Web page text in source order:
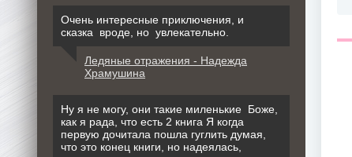
Очень интересные приключения, и
сказка вроде, но увлекательно.
Ледяные отражения - Надежда
Храмушина
Ну я не могу, они такие миленькие Боже,
как я рада, что есть 2 книга Я когда
первую дочитала пошла гуглить думая,
что это конец книги, но надеялась,